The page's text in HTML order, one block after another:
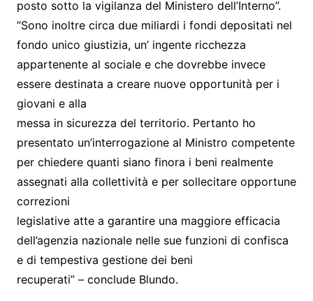
posto sotto la vigilanza del Ministero dell’Interno”.
“Sono inoltre circa due miliardi i fondi depositati nel
fondo unico giustizia, un’ ingente ricchezza
appartenente al sociale e che dovrebbe invece
essere destinata a creare nuove opportunità per i
giovani e alla
messa in sicurezza del territorio. Pertanto ho
presentato un’interrogazione al Ministro competente
per chiedere quanti siano finora i beni realmente
assegnati alla collettività e per sollecitare opportune
correzioni
legislative atte a garantire una maggiore efficacia
dell’agenzia nazionale nelle sue funzioni di confisca
e di tempestiva gestione dei beni
recuperati” – conclude Blundo.